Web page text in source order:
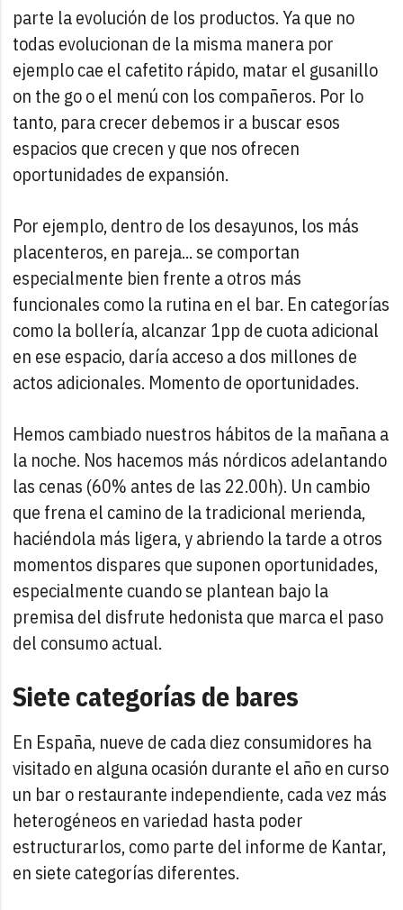
parte la evolución de los productos. Ya que no
todas evolucionan de la misma manera por
ejemplo cae el cafetito rápido, matar el gusanillo
on the go o el menú con los compañeros. Por lo
tanto, para crecer debemos ir a buscar esos
espacios que crecen y que nos ofrecen
oportunidades de expansión.
Por ejemplo, dentro de los desayunos, los más
placenteros, en pareja... se comportan
especialmente bien frente a otros más
funcionales como la rutina en el bar. En categorías
como la bollería, alcanzar 1pp de cuota adicional
en ese espacio, daría acceso a dos millones de
actos adicionales. Momento de oportunidades.
Hemos cambiado nuestros hábitos de la mañana a
la noche. Nos hacemos más nórdicos adelantando
las cenas (60% antes de las 22.00h). Un cambio
que frena el camino de la tradicional merienda,
haciéndola más ligera, y abriendo la tarde a otros
momentos dispares que suponen oportunidades,
especialmente cuando se plantean bajo la
premisa del disfrute hedonista que marca el paso
del consumo actual.
Siete categorías de bares
En España, nueve de cada diez consumidores ha
visitado en alguna ocasión durante el año en curso
un bar o restaurante independiente, cada vez más
heterogéneos en variedad hasta poder
estructurarlos, como parte del informe de Kantar,
en siete categorías diferentes.